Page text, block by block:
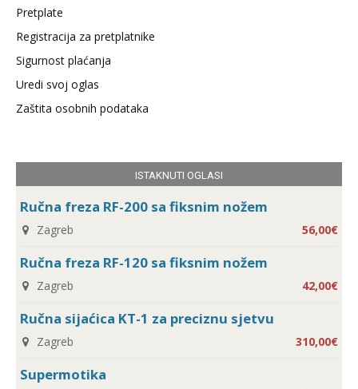
Pretplate
Registracija za pretplatnike
Sigurnost plaćanja
Uredi svoj oglas
Zaštita osobnih podataka
ISTAKNUTI OGLASI
Ručna freza RF-200 sa fiksnim nožem
Zagreb 56,00€
Ručna freza RF-120 sa fiksnim nožem
Zagreb 42,00€
Ručna sijaćica KT-1 za preciznu sjetvu
Zagreb 310,00€
Supermotika